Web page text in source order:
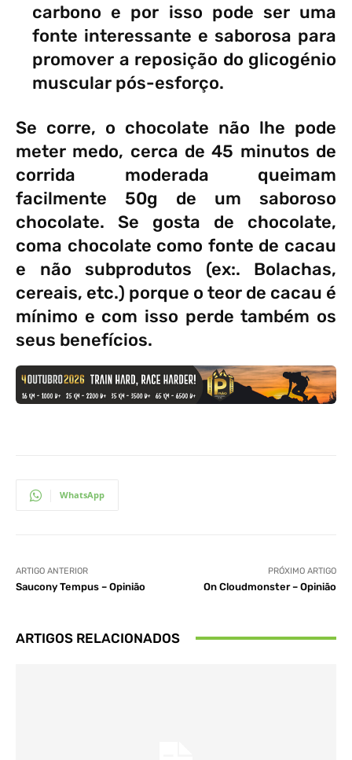
carbono e por isso pode ser uma
fonte interessante e saborosa para
promover a reposição do glicogénio
muscular pós-esforço.
Se corre, o chocolate não lhe pode
meter medo, cerca de 45 minutos de
corrida moderada queimam
facilmente 50g de um saboroso
chocolate. Se gosta de chocolate,
coma chocolate como fonte de cacau
e não subprodutos (ex:. Bolachas,
cereais, etc.) porque o teor de cacau é
mínimo e com isso perde também os
seus benefícios.
WhatsApp
ARTIGO ANTERIOR
Saucony Tempus – Opinião
PRÓXIMO ARTIGO
On Cloudmonster – Opinião
ARTIGOS RELACIONADOS